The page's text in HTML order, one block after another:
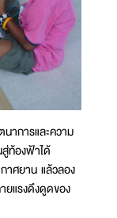
นาการและความ
ท้องฟ้าได้
าศยาน แล้วลอง
ยแรงดึงดูดของ